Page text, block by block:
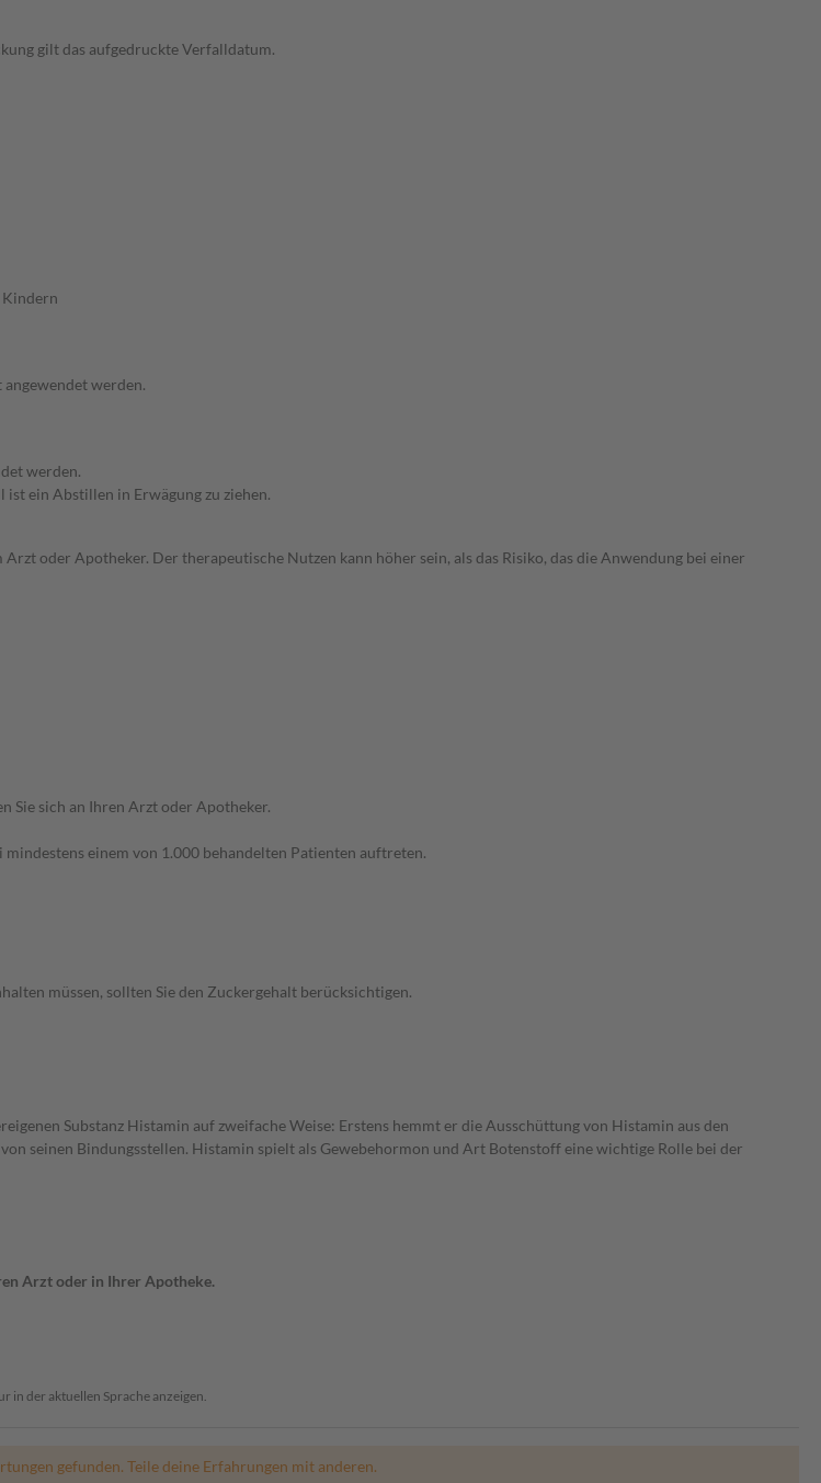
gilt das aufgedruckte Verfalldatum.
Kindern
werden.
werden.
ein Abstillen in Erwägung zu ziehen.
oder Apotheker. Der therapeutische Nutzen kann höher sein, als das Risiko, das die Anwendung bei einer
Sie sich an Ihren Arzt oder Apotheker.
einem von 1.000 behandelten Patienten auftreten.
müssen, sollten Sie den Zuckergehalt berücksichtigen.
Substanz Histamin auf zweifache Weise: Erstens hemmt er die Ausschüttung von Histamin aus den
seinen Bindungsstellen. Histamin spielt als Gewebehormon und Art Botenstoff eine wichtige Rolle bei der
Arzt oder in Ihrer Apotheke.
in der aktuellen Sprache anzeigen.
gefunden. Teile deine Erfahrungen mit anderen.